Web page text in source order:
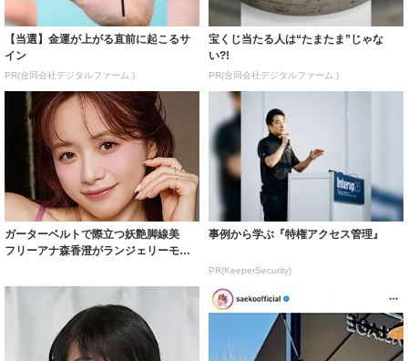
【当選】金運が上がる直前に起こるサ
イン
PR(合同会社デジタルファーム )
宝くじ当たる人は“たまたま”じゃな
い?!
PR(合同会社デジタルファーム )
ガーターベルトで際立つ妖艶脚線美
フリーアナ森香澄がランジェリーモデ
事例から学ぶ『特権アクセス管理』
PR(KeeperSecurity)